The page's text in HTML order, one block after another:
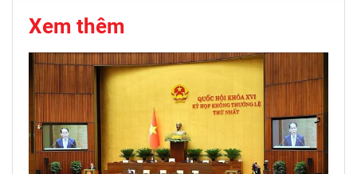
Xem thêm